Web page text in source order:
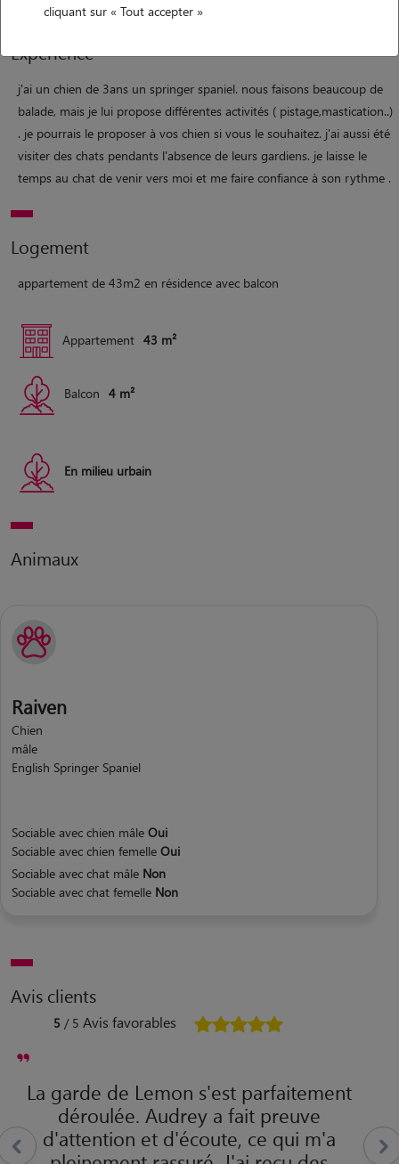
Expérience
j'ai un chien de 3ans un springer spaniel. nous faisons beaucoup de
balade, mais je lui propose différentes activités ( pistage,mastication..)
. je pourrais le proposer à vos chien si vous le souhaitez. j'ai aussi été
visiter des chats pendants l'absence de leurs gardiens. je laisse le
temps au chat de venir vers moi et me faire confiance à son rythme .
Logement
appartement de 43m2 en résidence avec balcon
Appartement 43 m²
Balcon 4 m²
En milieu urbain
Animaux
Raiven
Chien
mâle
English Springer Spaniel
Sociable avec chien mâle Oui
Sociable avec chien femelle Oui
Sociable avec chat mâle Non
Sociable avec chat femelle Non
Avis clients
5 / 5 Avis favorables
La garde de Lemon s'est parfaitement
déroulée. Audrey a fait preuve
d'attention et d'écoute, ce qui m'a
cliquant sur « Tout accepter »